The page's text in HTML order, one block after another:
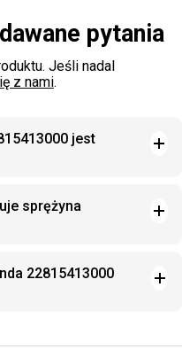
pytania
Jeśli nadal
z nami.
jest
sprężyna
22815413000